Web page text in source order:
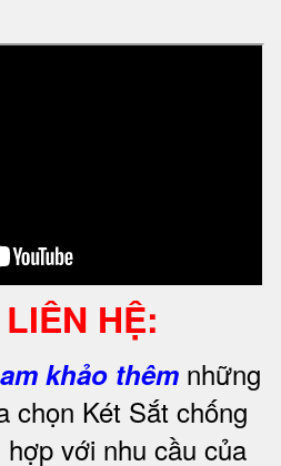
HỆ:
khảo thêm những
chọn Két Sắt chống
với nhu cầu của